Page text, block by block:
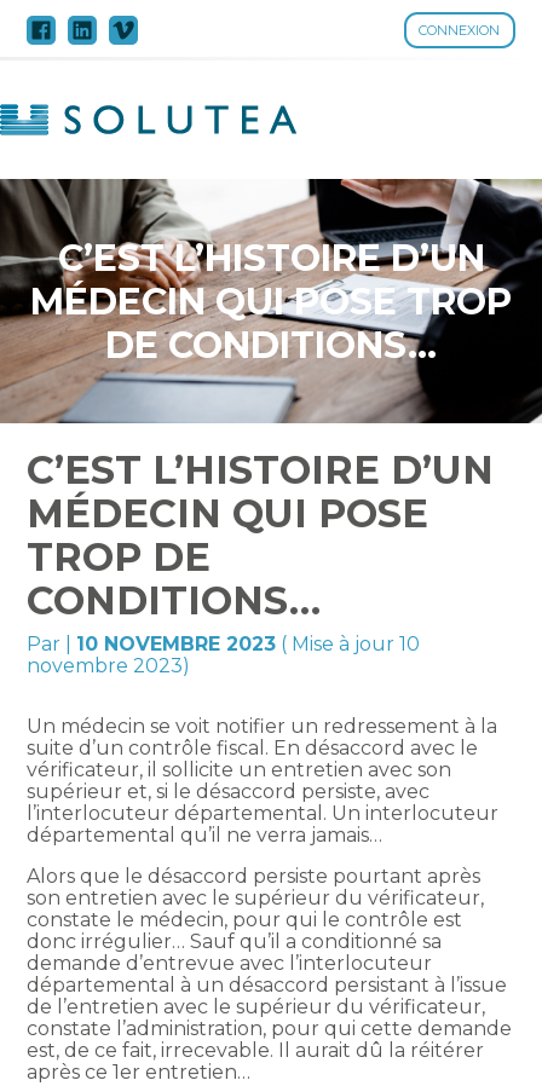
CONNEXION
Aller
C’EST L’HISTOIRE D’UN
MÉDECIN QUI POSE TROP
DE CONDITIONS…
C’EST L’HISTOIRE D’UN
MÉDECIN QUI POSE
TROP DE
CONDITIONS…
Par 10 NOVEMBRE 2023 ( Mise à jour 10
novembre 2023)
Un médecin se voit notifier un redressement à la
suite d’un contrôle fiscal. En désaccord avec le
vérificateur, il sollicite un entretien avec son
supérieur et, si le désaccord persiste, avec
l’interlocuteur départemental. Un interlocuteur
départemental qu’il ne verra jamais…
Alors que le désaccord persiste pourtant après
son entretien avec le supérieur du vérificateur,
constate le médecin, pour qui le contrôle est
donc irrégulier… Sauf qu’il a conditionné sa
demande d’entrevue avec l’interlocuteur
départemental à un désaccord persistant à l’issue
de l’entretien avec le supérieur du vérificateur,
constate l’administration, pour qui cette demande
est, de ce fait, irrecevable. Il aurait dû la réitérer
après ce 1er entretien…